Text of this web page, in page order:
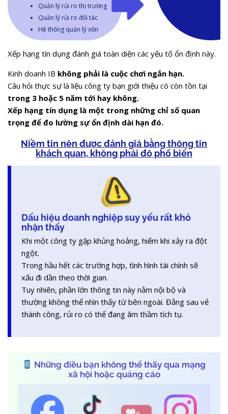
Quản lý rủi ro thị trường
Quản lý rủi ro đối tác
Hệ thống quản lý vốn
Xếp hạng tín dụng đánh giá toàn diện các yếu tố ổn định này.
Kinh doanh IB không phải là cuộc chơi ngắn hạn.
Câu hỏi thực sự là liệu công ty bạn giới thiệu có còn tồn tại
trong 3 hoặc 5 năm tới hay không.
Xếp hạng tín dụng là một trong những chỉ số quan
trọng để đo lường sự ổn định dài hạn đó.
Niềm tin nên được đánh giá bằng thông tin
khách quan, không phải độ phổ biến
Dấu hiệu doanh nghiệp suy yếu rất khó
nhận thấy
Khi một công ty gặp khủng hoảng, hiếm khi xảy ra đột
ngột.
Trong hầu hết các trường hợp, tình hình tài chính sẽ
xấu đi dần theo thời gian.
Tuy nhiên, phần lớn thông tin này nằm nội bộ và
thường không thể nhìn thấy từ bên ngoài. Đằng sau vẻ
thành công, rủi ro có thể đang âm thầm tích tụ.
Những điều bạn không thể thấy qua mạng
xã hội hoặc quảng cáo
39